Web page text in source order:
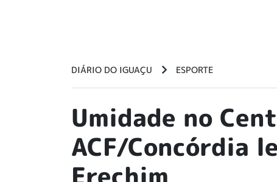
DIÁRIO DO IGUAÇU ESPORTE
Umidade no
ACF/Concórdia